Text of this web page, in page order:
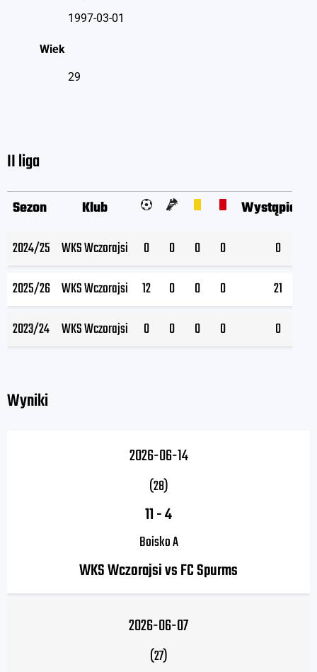
1997-03-01
Wiek
29
II liga
Sezon Klub
Wystąpienia
2024/25 WKS Wczorajsi 0 0 0 0
0
2025/26 WKS Wczorajsi 12 0 0 0
21
2023/24 WKS Wczorajsi 0 0 0 0 0
Wyniki
2026-06-14
(28)
11-4
Boisko A
WKS Wczorajsi vs FC Spurms
2026-06-07
(27)